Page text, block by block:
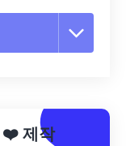
❤️제작